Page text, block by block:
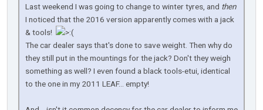
Last weekend I was going to change to winter tyres, and then
I noticed that the 2016 version apparently comes with a jack
& tools!
The car dealer says that's done to save weight. Then why do
they still put in the mountings for the jack? Don't they weigh
something as well? I even found a black tools-etui, identical
to the one in my 2011 LEAF... empty!